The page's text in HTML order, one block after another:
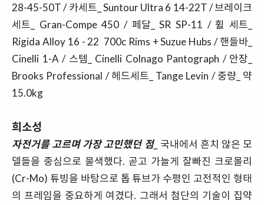
28-45-50T / 카세트_ Suntour Ultra 6 14-22T / 브레이크
세트_ Gran-Compe 450 / 페달_ SR SP-11 / 휠 세트_
Rigida Alloy 16 - 22 700c Rims + Suzue Hubs / 핸들바_
Cinelli 1-A / 스템_ Cinelli Colnago Pantograph / 안장_
Brooks Professional / 헤드세트_ Tange Levin / 중량_ 약
15.0kg
희소성
자전거를 고르며 가장 고민했던 점_ 국내에서 흔치 않은 모
델들을 중심으로 물색했다. 곧고 가늘게 잘빠진 크로몰리
(Cr-Mo) 튜빙을 바탕으로 톱 튜브가 수평인 고전적인 형태
의 프레임을 중요하게 여겼다. 그래서 첨단의 기술이 집약